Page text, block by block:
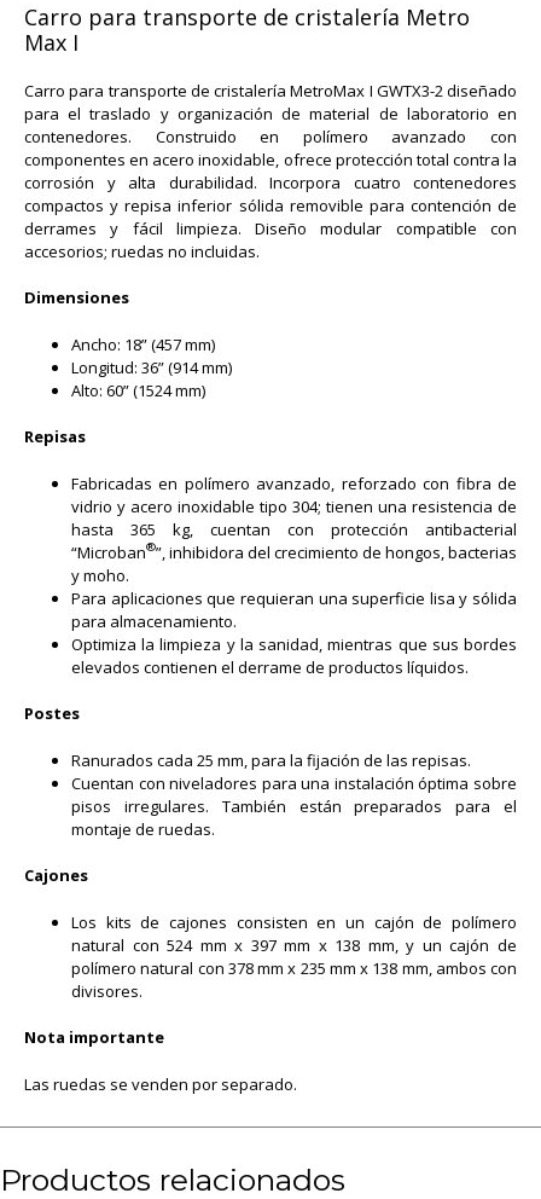
Carro para transporte de cristalería Metro
Max I
Carro para transporte de cristalería MetroMax I GWTX3-2 diseñado
para el traslado y organización de material de laboratorio en
contenedores. Construido en polímero avanzado con
componentes en acero inoxidable, ofrece protección total contra la
corrosión y alta durabilidad. Incorpora cuatro contenedores
compactos y repisa inferior sólida removible para contención de
derrames y fácil limpieza. Diseño modular compatible con
accesorios; ruedas no incluidas.
Dimensiones
Ancho: 18” (457 mm)
Longitud: 36” (914 mm)
Alto: 60” (1524 mm)
Repisas
Fabricadas en polímero avanzado, reforzado con fibra de
vidrio y acero inoxidable tipo 304; tienen una resistencia de
hasta 365 kg, cuentan con protección antibacterial
“Microban®”, inhibidora del crecimiento de hongos, bacterias
y moho.
Para aplicaciones que requieran una superficie lisa y sólida
para almacenamiento.
Optimiza la limpieza y la sanidad, mientras que sus bordes
elevados contienen el derrame de productos líquidos.
Postes
Ranurados cada 25 mm, para la fijación de las repisas.
Cuentan con niveladores para una instalación óptima sobre
pisos irregulares. También están preparados para el
montaje de ruedas.
Cajones
Los kits de cajones consisten en un cajón de polímero
natural con 524 mm x 397 mm x 138 mm, y un cajón de
polímero natural con 378 mm x 235 mm x 138 mm, ambos con
divisores.
Nota importante
Las ruedas se venden por separado.
Productos relacionados